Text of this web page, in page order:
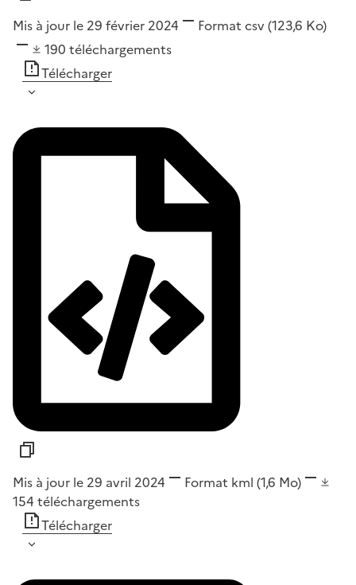
Mis à jour le 29 février 2024 Format csv(123,6 Ko)
190 téléchargements
Télécharger
Mis à jour le 29 avril 2024 Format kml (1,6 Mo)
154 téléchargements
Télécharger